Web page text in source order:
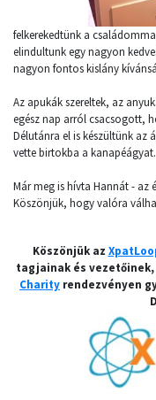
felkerekedtünk a
elindultunk egy nagyon
nagyon fontos kislány
Az apukák szereltek, az
egész nap arról csacsogott,
Délutánra el is készültünk az
vette birtokba a kanapéágyat.
Már meg is hívta Hannát - az
Köszönjük, hogy valóra
Köszönjük az
tagjainak és vezetőinek,
Charity rendezvényen